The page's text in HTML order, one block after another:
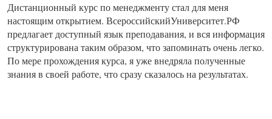
Дистанционный курс по менеджменту стал для меня
настоящим открытием. ВсероссийскийУниверситет.РФ
предлагает доступный язык преподавания, и вся информация
структурирована таким образом, что запоминать очень легко.
По мере прохождения курса, я уже внедряла полученные
знания в своей работе, что сразу сказалось на результатах.